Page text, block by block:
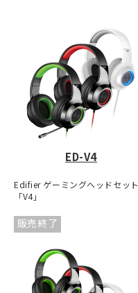
ED-V4
Edifier ゲーミングヘッドセット
「V4」
販売終了